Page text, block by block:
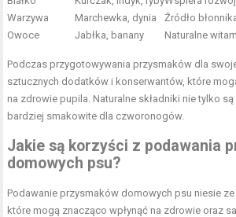
Warzywa
Marchewka, dynia
Źródło
Owoce
Jabłka, banany Naturalne
Podczas przygotowywania przysmaków dla
sztucznych dodatków i konserwantów, które
na zdrowie pupila. Naturalne składniki nie tylko
bardziej smakowite dla czworonogów.
Jakie są korzyści z podawania
domowych psu?
Podawanie przysmaków domowych psu niesie
które mogą znacząco wpłynąć na zdrowie oraz